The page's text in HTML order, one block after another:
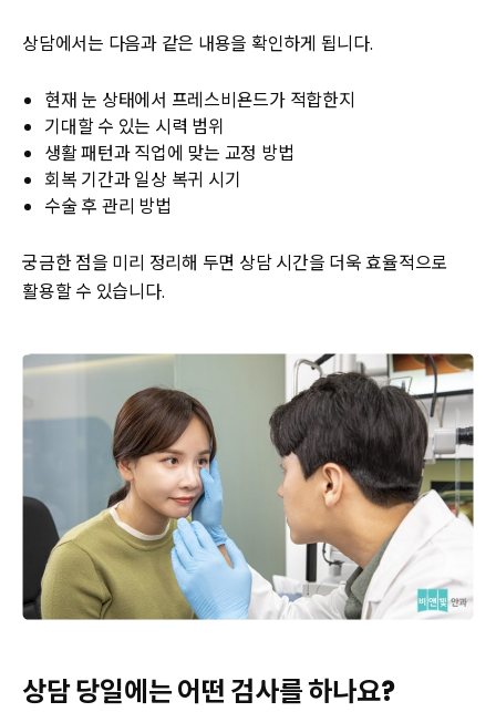
상담에서는 다음과 같은 내용을 확인하게 됩니다.
현재 눈 상태에서 프레스비욘드가 적합한지
기대할 수 있는 시력 범위
생활 패턴과 직업에 맞는 교정 방법
회복 기간과 일상 복귀 시기
수술 후 관리 방법
궁금한 점을 미리 정리해 두면 상담 시간을 더욱 효율적으로
활용할 수 있습니다.
상담 당일에는 어떤 검사를 하나요?